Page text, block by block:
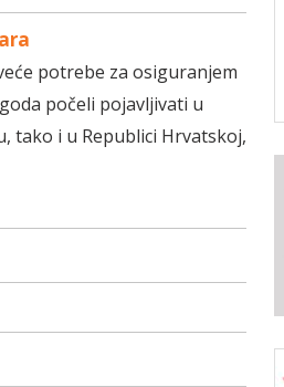
potrebe za osiguranjem
počeli pojavljivati u
tako i u Republici Hrvatskoj,